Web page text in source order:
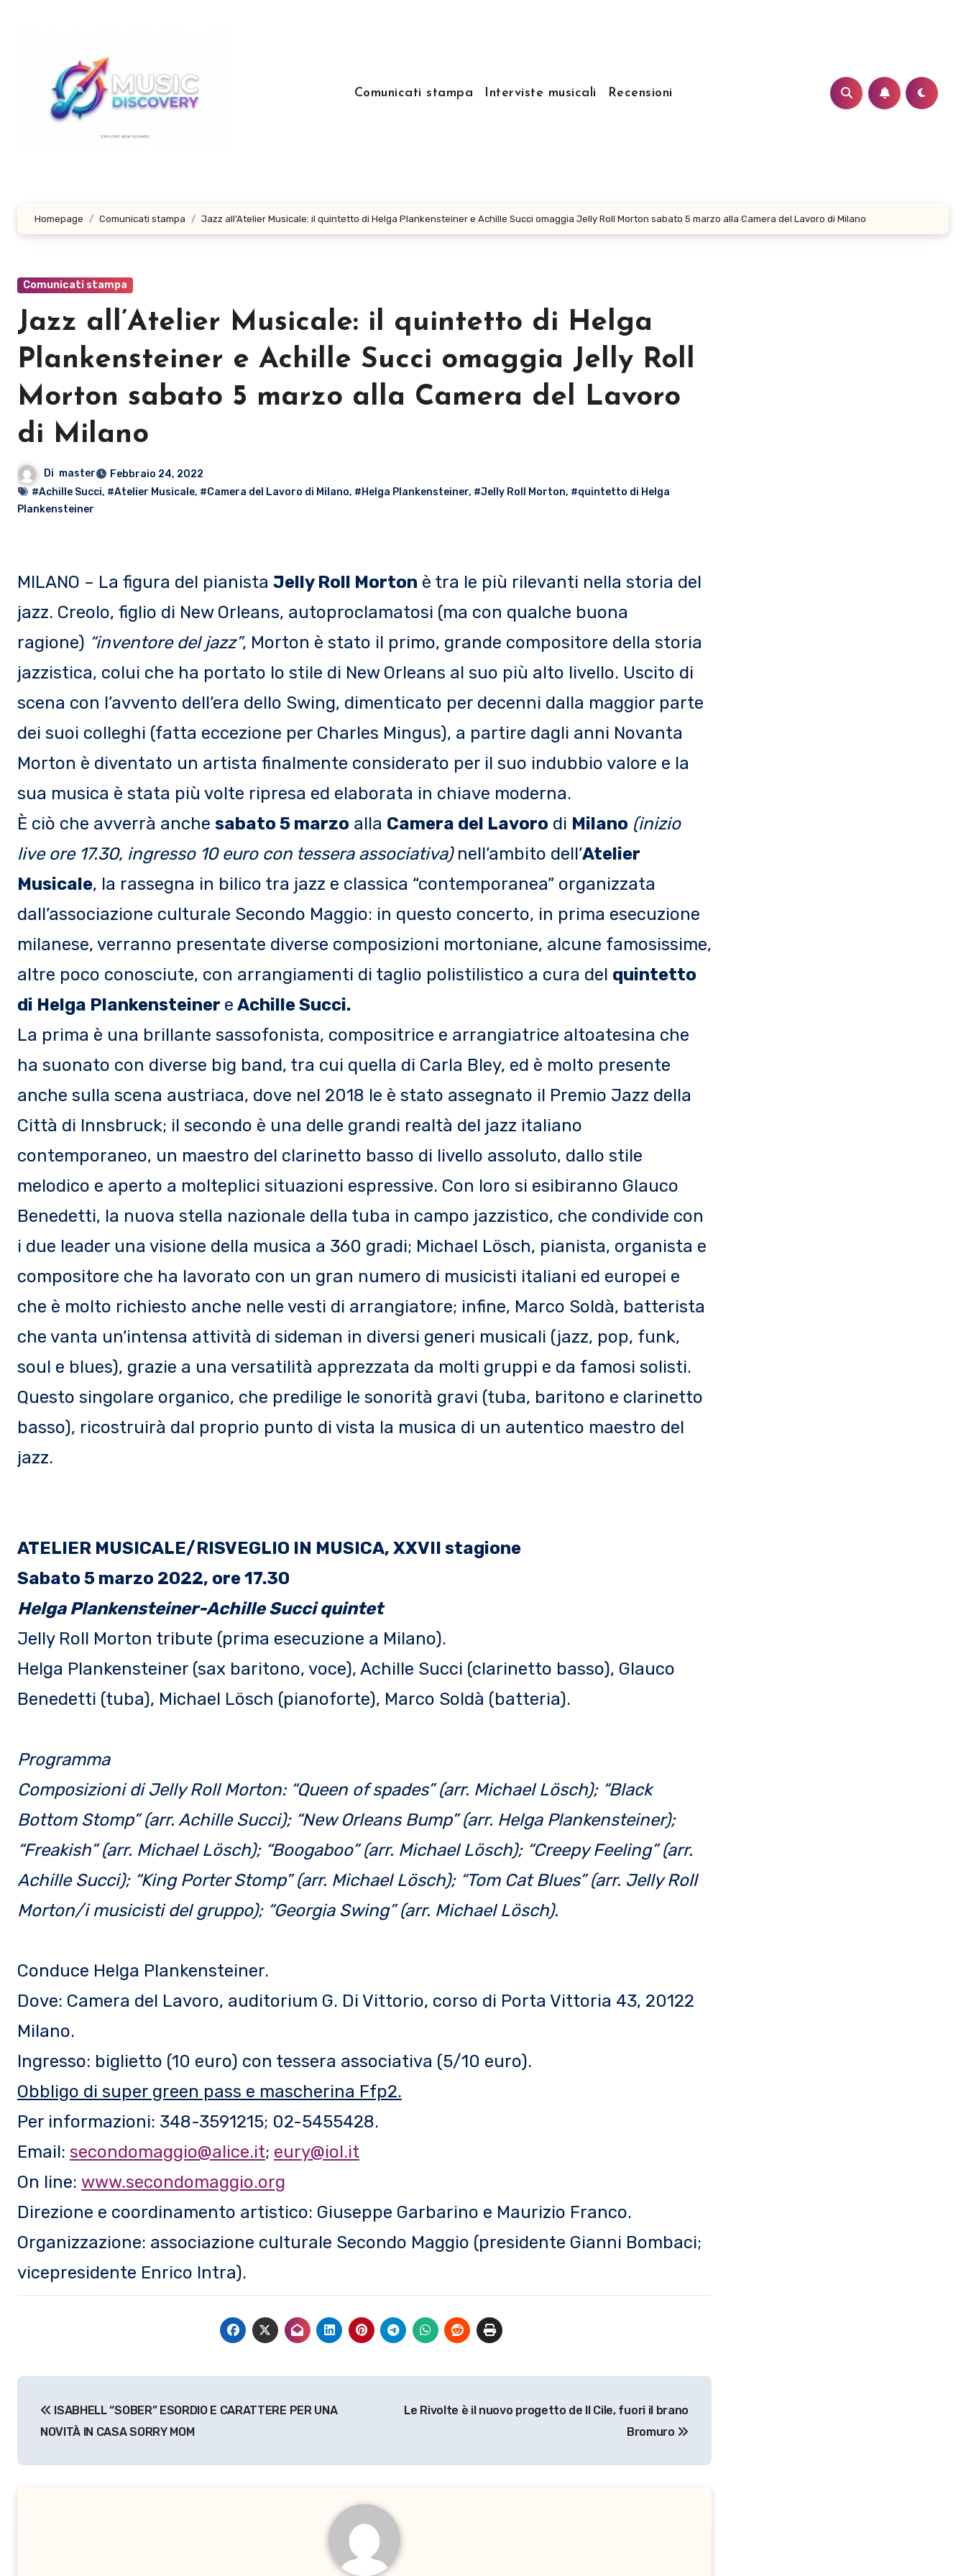
Comunicati stampa Interviste musicali Recensioni
Homepage Comunicati stampa Jazz all’Atelier Musicale: il quintetto di Helga Plankensteiner e Achille Succi omaggia Jelly Roll Morton sabato 5 marzo alla Camera del Lavoro di Milano
Comunicati stampa
Jazz all’Atelier Musicale: il quintetto di Helga
Plankensteiner e Achille Succi omaggia Jelly Roll
Morton sabato 5 marzo alla Camera del Lavoro
di Milano
Di master
Febbraio 24, 2022
#Achille Succi, #Atelier Musicale, #Camera del Lavoro di Milano, #Helga Plankensteiner, #Jelly Roll Morton, #quintetto di Helga
Plankensteiner
MILANO – La figura del pianista Jelly Roll Morton è tra le più rilevanti nella storia del
jazz. Creolo, figlio di New Orleans, autoproclamatosi (ma con qualche buona
ragione) “inventore del jazz”, Morton è stato il primo, grande compositore della storia
jazzistica, colui che ha portato lo stile di New Orleans al suo più alto livello. Uscito di
scena con l’avvento dell’era dello Swing, dimenticato per decenni dalla maggior parte
dei suoi colleghi (fatta eccezione per Charles Mingus), a partire dagli anni Novanta
Morton è diventato un artista finalmente considerato per il suo indubbio valore e la
sua musica è stata più volte ripresa ed elaborata in chiave moderna.
È ciò che avverrà anche sabato 5 marzo alla Camera del Lavoro di Milano (inizio
live ore 17.30, ingresso 10 euro con tessera associativa)nell’ambito dell’Atelier
Musicale, la rassegna in bilico tra jazz e classica “contemporanea” organizzata
dall’associazione culturale Secondo Maggio: in questo concerto, in prima esecuzione
milanese, verranno presentate diverse composizioni mortoniane, alcune famosissime,
altre poco conosciute, con arrangiamenti di taglio polistilistico a cura del quintetto
di Helga Plankensteiner e Achille Succi.
La prima è una brillante sassofonista, compositrice e arrangiatrice altoatesina che
ha suonato con diverse big band, tra cui quella di Carla Bley, ed è molto presente
anche sulla scena austriaca, dove nel 2018 le è stato assegnato il Premio Jazz della
Città di Innsbruck; il secondo è una delle grandi realtà del jazz italiano
contemporaneo, un maestro del clarinetto basso di livello assoluto, dallo stile
melodico e aperto a molteplici situazioni espressive. Con loro si esibiranno Glauco
Benedetti, la nuova stella nazionale della tuba in campo jazzistico, che condivide con
i due leader una visione della musica a 360 gradi; Michael Lösch, pianista, organista e
compositore che ha lavorato con un gran numero di musicisti italiani ed europei e
che è molto richiesto anche nelle vesti di arrangiatore; infine, Marco Soldà, batterista
che vanta un’intensa attività di sideman in diversi generi musicali (jazz, pop, funk,
soul e blues), grazie a una versatilità apprezzata da molti gruppi e da famosi solisti.
Questo singolare organico, che predilige le sonorità gravi (tuba, baritono e clarinetto
basso), ricostruirà dal proprio punto di vista la musica di un autentico maestro del
jazz.
ATELIER MUSICALE/RISVEGLIO IN MUSICA, XXVII stagione
Sabato 5 marzo 2022, ore 17.30
Helga Plankensteiner-Achille Succi quintet
Jelly Roll Morton tribute (prima esecuzione a Milano).
Helga Plankensteiner (sax baritono, voce), Achille Succi (clarinetto basso), Glauco
Benedetti (tuba), Michael Lösch (pianoforte), Marco Soldà (batteria).
Programma
Composizioni di Jelly Roll Morton: “Queen of spades” (arr. Michael Lösch); “Black
Bottom Stomp” (arr. Achille Succi); “New Orleans Bump” (arr. Helga Plankensteiner);
“Freakish” (arr. Michael Lösch); “Boogaboo” (arr. Michael Lösch); “Creepy Feeling” (arr.
Achille Succi); “King Porter Stomp” (arr. Michael Lösch); “Tom Cat Blues” (arr. Jelly Roll
Morton/i musicisti del gruppo); “Georgia Swing” (arr. Michael Lösch).
Conduce Helga Plankensteiner.
Dove: Camera del Lavoro, auditorium G. Di Vittorio, corso di Porta Vittoria 43, 20122
Milano.
Ingresso: biglietto (10 euro) con tessera associativa (5/10 euro).
Obbligo di super green pass e mascherina Ffp2.
Per informazioni: 348-3591215; 02-5455428.
Email: secondomaggio@alice.it; eury@iol.it
On line: www.secondomaggio.org
Direzione e coordinamento artistico: Giuseppe Garbarino e Maurizio Franco.
Organizzazione: associazione culturale Secondo Maggio (presidente Gianni Bombaci;
vicepresidente Enrico Intra).
articoli
ISABHELL “SOBER” ESORDIO E CARATTERE PER UNA
NOVITÀ IN CASA SORRY MOM
Le Rivolte è il nuovo progetto de Il Cile, fuori il brano
Bromuro